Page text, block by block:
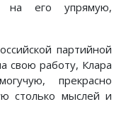
его упрямую,
партийной
свою работу, Клара
прекрасно
столько мыслей и